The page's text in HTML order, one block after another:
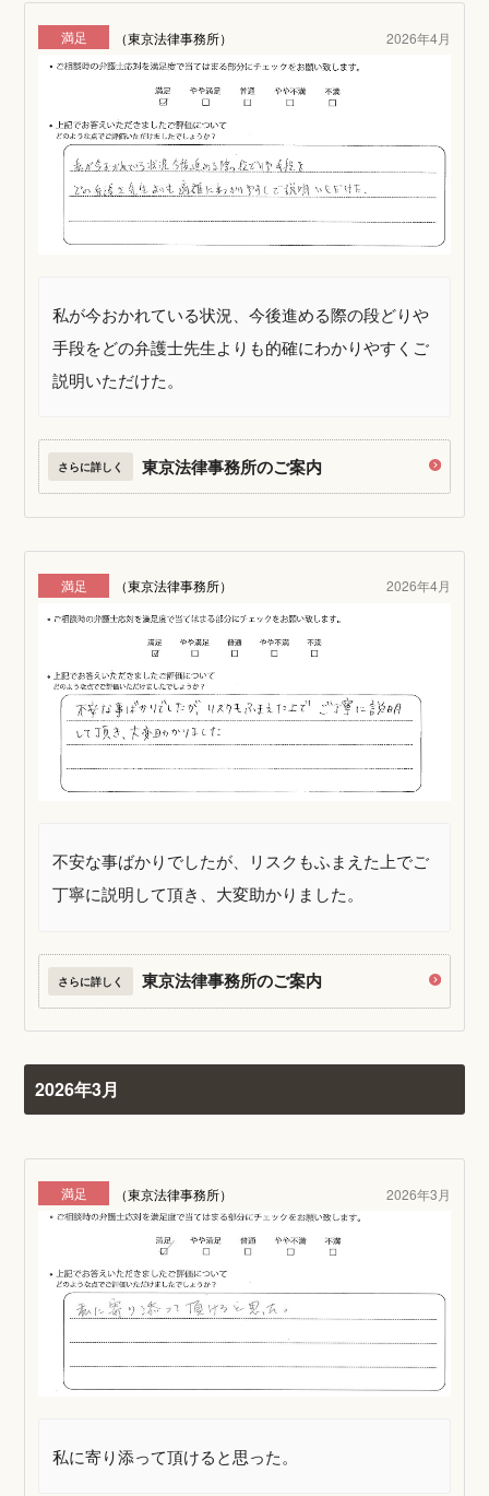
満足 （東京法律事務所） 2026年4月
私が今おかれている状況、今後進める際の段どりや
手段をどの弁護士先生よりも的確にわかりやすくご
説明いただけた。
さらに詳しく 東京法律事務所のご案内
満足 （東京法律事務所） 2026年4月
不安な事ばかりでしたが、リスクもふまえた上でご
丁寧に説明して頂き、大変助かりました。
さらに詳しく 東京法律事務所のご案内
2026年3月
満足 （東京法律事務所） 2026年3月
私に寄り添って頂けると思った。